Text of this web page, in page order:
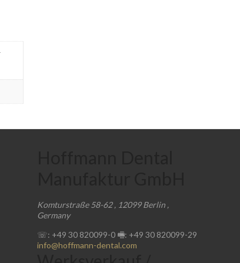
Komturstraße 58-62, 12099 Berlin ,
Germany
☏: +49 30 820099-0 🖷: +49 30 820099-29
info@hoffmann-dental.com